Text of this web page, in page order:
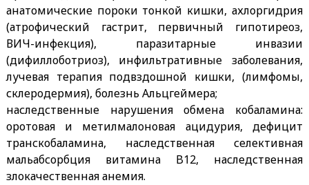
анатомические пороки тонкой кишки, ахлоргидрия
(атрофический гастрит, первичный гипотиреоз,
ВИЧ-инфекция), паразитарные инвазии
(дифиллоботриоз), инфильтративные заболевания,
лучевая терапия подвздошной кишки, (лимфомы,
склеродермия), болезнь Альцгеймера;
наследственные нарушения обмена кобаламина:
оротовая и метилмалоновая ацидурия, дефицит
транскобаламина, наследственная селективная
мальабсорбция витамина B12, наследственная
злокачественная анемия.